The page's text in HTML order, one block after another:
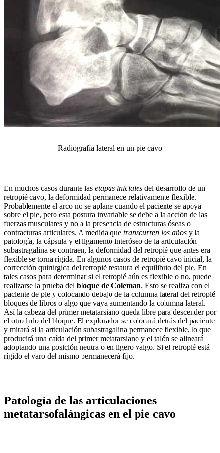
Radiografía lateral en un pie cavo
En muchos casos durante las etapas iniciales del desarrollo de un
retropié cavo, la deformidad permanece relativamente flexible.
Probablemente el arco no se aplane cuando el paciente se apoya
sobre el pie, pero esta postura invariable se debe a la acción de las
fuerzas musculares y no a la presencia de estructuras óseas o
contracturas articulares. A medida que transcurren los años y la
patología, la cápsula y el ligamento interóseo de la articulación
subastragalina se contraen, la deformidad del retropié que antes era
flexible se torna rígida. En algunos casos de retropié cavo inicial, la
corrección quirúrgica del retropié restaura el equilibrio del pie. En
tales casos para determinar si el retropié aún es flexible o no, puede
realizarse la prueba del bloque de Coleman. Esto se realiza con el
paciente de pie y colocando debajo de la columna lateral del retropié
bloques de libros o algo que vaya aumentando la columna lateral.
Así la cabeza del primer metatarsiano queda libre para descender por
el otro lado del bloque. El explorador se colocará detrás del paciente
y mirará si la articulación subastragalina permanece flexible, lo que
producirá una caída del primer metatarsiano y el talón se alineará
adoptando una posición neutra o en ligero valgo. Si el retropié está
rígido el varo del mismo permanecerá fijo.
Patología de las articulaciones
metatarsofalángicas en el pie cavo